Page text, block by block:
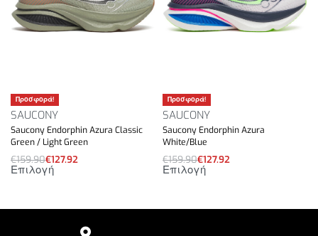
Προσφορά!
SAUCONY
Saucony Endorphin Azura Classic
Green / Light Green
€159.90€127.92
Επιλογή
Προσφορά!
SAUCONY
Saucony Endorphin Azura
White/Blue
€159.90€127.92
Επιλογή